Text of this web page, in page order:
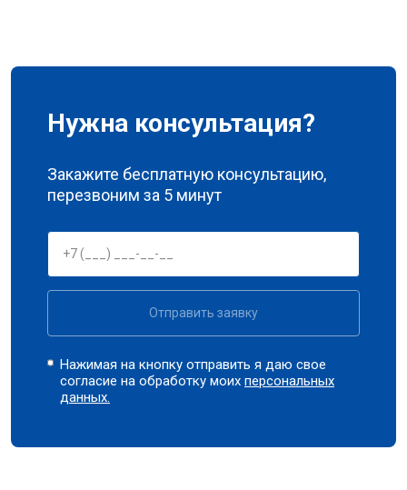
Нужна консультация?
Закажите бесплатную консультацию,
перезвоним за 5 минут
Отправить заявку
Нажимая на кнопку отправить я даю свое
согласие на обработку моихперсональных
данных.